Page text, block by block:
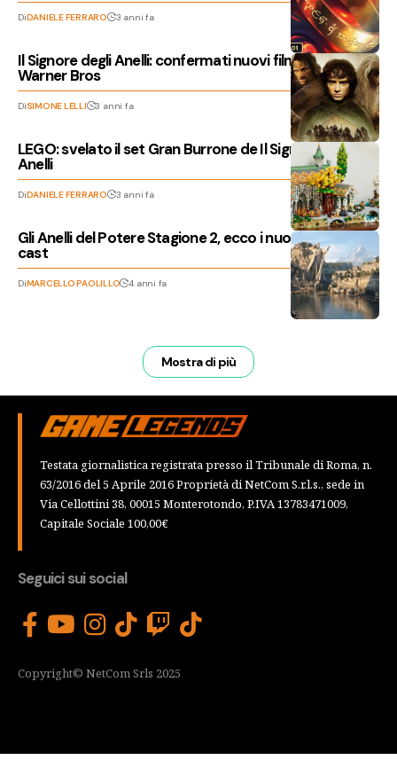
DiDANIELE FERRARO 3 anni fa
Il Signore degli Anelli: confermati nuovi film in arrivo da
Warner Bros
DiSIMONE LELLI 3 anni fa
LEGO: svelato il set Gran Burrone de Il Signore degli
Anelli
DiDANIELE FERRARO 3 anni fa
Gli Anelli del Potere Stagione 2, ecco i nuovi ingressi nel
cast
DiMARCELLO PAOLILLO 4 anni fa
Mostra di più
Testata giornalistica registrata presso il Tribunale di Roma, n.
63/2016 del 5 Aprile 2016 Proprietà di NetCom S.r.l.s., sede in
Via Cellottini 38, 00015 Monterotondo, P.IVA 13783471009,
Capitale Sociale 100,00€
Seguici sui social
Copyright© NetCom Srls 2025